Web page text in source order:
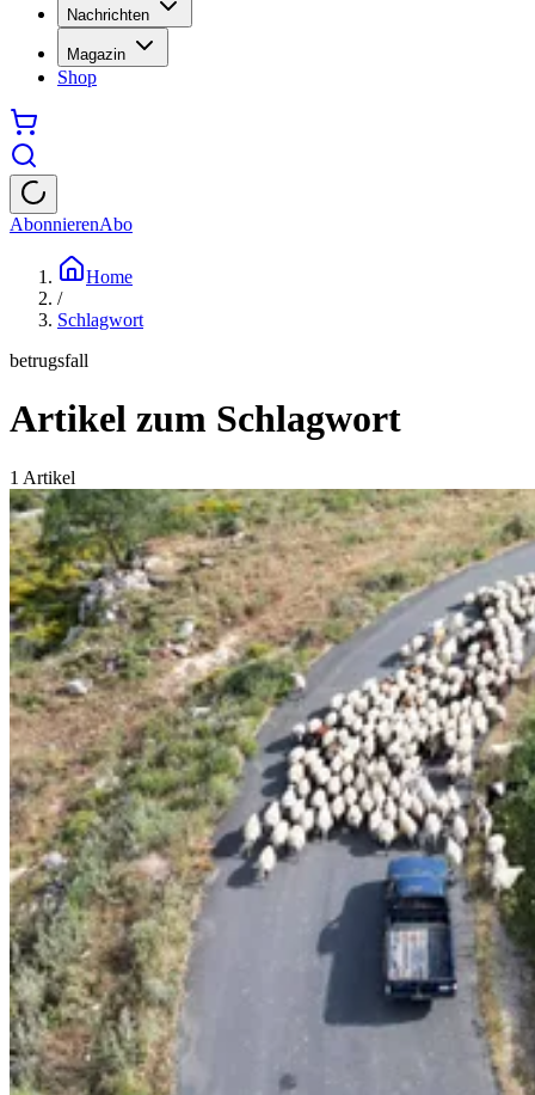
Nachrichten
Magazin
Shop
AbonnierenAbo
Home
/
Schlagwort
betrugsfall
Artikel zum Schlagwort
1 Artikel